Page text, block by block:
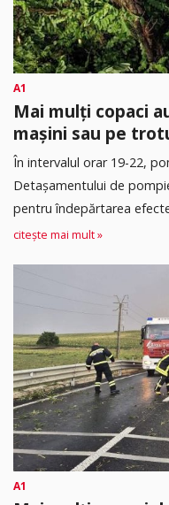
A1
Mai mulți copaci
mașini sau pe
În intervalul orar 19-22,
Detașamentului de
pentru îndepărtarea
citește mai mult »
A1